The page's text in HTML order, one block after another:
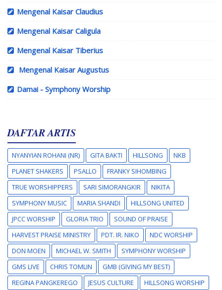
Mengenal Kaisar Claudius
Mengenal Kaisar Caligula
Mengenal Kaisar Tiberius
Mengenal Kaisar Augustus
Damai - Symphony Worship
DAFTAR ARTIS
NYANYIAN ROHANI (NR) GITA BAKTI HILLSONG
NKB
PLANET SHAKERS
PSALLO
FRANKY SIHOMBING
TRUE WORSHIPPERS
SARI SIMORANGKIR
NIKITA
SYMPHONY MUSIC
MARIA SHANDI
HILLSONG UNITED
JPCC WORSHIP
GLORIA TRIO
SOUND OF PRAISE
HARVEST PRAISE MINISTRY
PDT. IR. NIKO
NDC WORSHIP
DON MOEN
MICHAEL W. SMITH
SYMPHONY WORSHIP
GMS LIVE
CHRIS TOMLIN
GMB (GIVING MY BEST)
REGINA PANGKEREGO
JESUS CULTURE
HILLSONG WORSHIP